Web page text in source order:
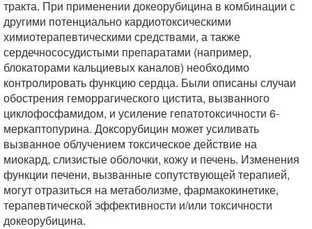
тракта. При применении докеорубицина в комбинации с
другими потенциально кардиотоксическими
химиотерапевтическими средствами, а также
сердечнососудистыми препаратами (например,
блокаторами кальциевых каналов) необходимо
контролировать функцию сердца. Были описаны случаи
обострения геморрагического цистита, вызванного
циклофосфамидом, и усиление гепатотоксичности 6-
меркаптопурина. Доксорубицин может усиливать
вызванное облучением токсическое действие на
миокард, слизистые оболочки, кожу и печень. Изменения
функции печени, вызванные сопутствующей терапией,
могут отразиться на метаболизме, фармакокинетике,
терапевтической эффективности и/или токсичности
докеорубицина.